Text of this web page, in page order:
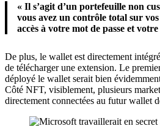
« Il s’agit d’un portefeuille non
vous avez un contrôle total sur
accès à votre mot de passe et
De plus, le wallet est directement
de télécharger une extension. Le
déployé le wallet serait bien
Côté NFT, visiblement, plusieurs
directement connectées au futur wallet